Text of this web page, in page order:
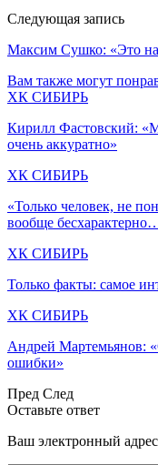
Следующая запись
Максим Сушко: «Это
Вам также могут
ХК СИБИРЬ
Кирилл Фастовский:
очень аккуратно»
ХК СИБИРЬ
«Только человек, не
вообще
ХК СИБИРЬ
Только факты: самое
ХК СИБИРЬ
Андрей Мартемьянов:
ошибки»
Пред След
Оставьте ответ
Ваш электронный